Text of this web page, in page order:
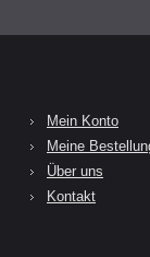
Mein Konto
Meine
Über uns
Kontakt